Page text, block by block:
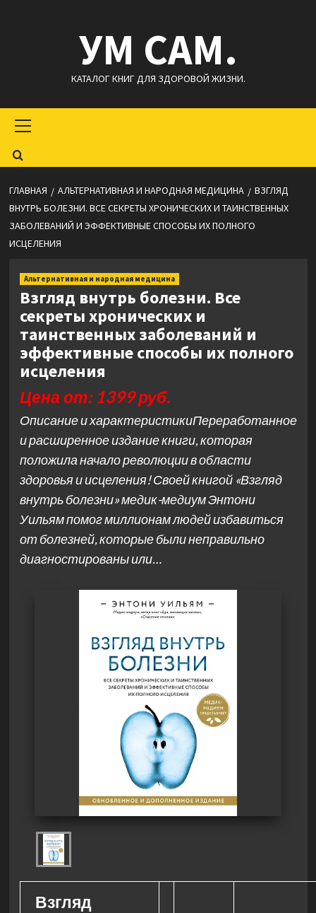
УМ САМ.
КАТАЛОГ КНИГ ДЛЯ ЗДОРОВОЙ ЖИЗНИ.
меню
ГЛАВНАЯ АЛЬТЕРНАТИВНАЯ И НАРОДНАЯ МЕДИЦИНА
ВЗГЛЯД
ВНУТРЬ БОЛЕЗНИ. ВСЕ СЕКРЕТЫ ХРОНИЧЕСКИХ И ТАИНСТВЕННЫХ
ЗАБОЛЕВАНИЙ И ЭФФЕКТИВНЫЕ СПОСОБЫ ИХ ПОЛНОГО
ИСЦЕЛЕНИЯ
Альтернативная и народная медицина
Взгляд внутрь болезни. Все
секреты хронических и
таинственных заболеваний и
эффективные способы их полного
исцеления
Цена от: 1399 руб.
Описание и характеристикиПереработанное
и расширенное издание книги, которая
положила начало революции в области
здоровья и исцеления! Своей книгой «Взгляд
внутрь болезни» медик-медиум Энтони
Уильям помог миллионам людей избавиться
от болезней, которые были неправильно
диагностированы или…
Взгляд